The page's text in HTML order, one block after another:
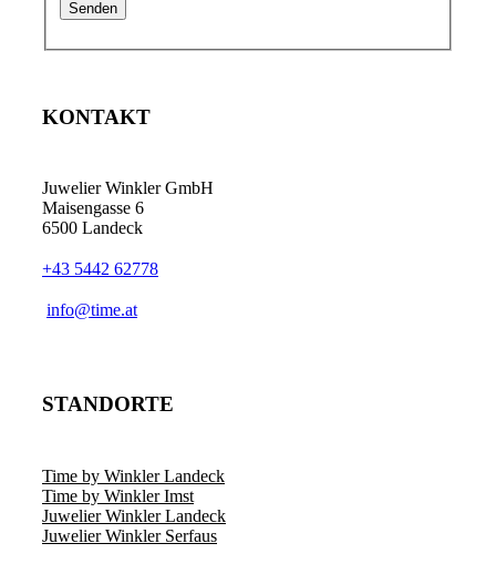
KONTAKT
Juwelier Winkler GmbH
Maisengasse 6
6500 Landeck
+43 5442 62778
info@time.at
STANDORTE
Time by Winkler Landeck
Time by Winkler Imst
Juwelier Winkler Landeck
Juwelier Winkler Serfaus